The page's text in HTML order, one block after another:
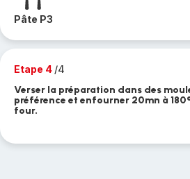
Pâte P3
Etape 4 /4
Verser la préparation dans des
préférence et enfourner 20mn à
four.